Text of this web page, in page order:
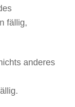
fällig,
anderes